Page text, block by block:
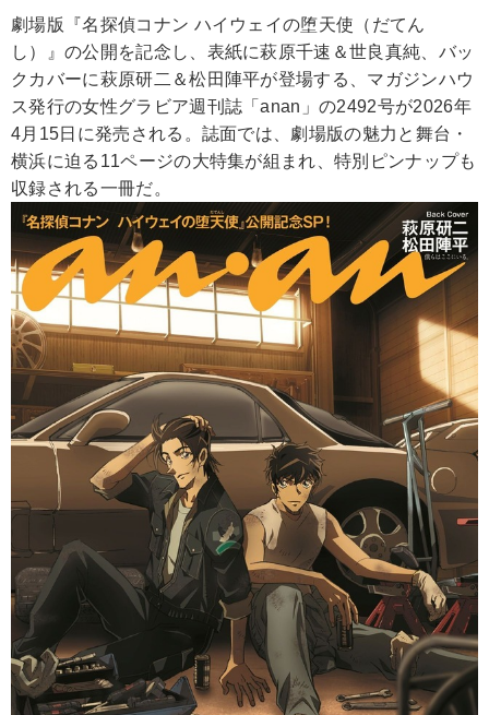
劇場版『名探偵コナン ハイウェイの堕天使（だてん
し）』の公開を記念し、表紙に萩原千速＆世良真純、バッ
クカバーに萩原研二＆松田陣平が登場する、マガジンハウ
ス発行の女性グラビア週刊誌「anan」の2492号が2026年
4月15日に発売される。誌面では、劇場版の魅力と舞台・
横浜に迫る11ページの大特集が組まれ、特別ピンナップも
収録される一冊だ。